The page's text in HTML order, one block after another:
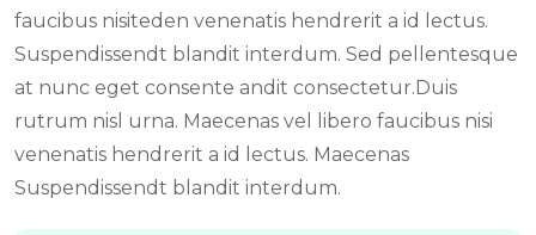
faucibus nisiteden venenatis hendrerit a id lectus.
Suspendissendt blandit interdum. Sed pellentesque
at nunc eget consente andit consectetur.Duis
rutrum nisl urna. Maecenas vel libero faucibus nisi
venenatis hendrerit a id lectus. Maecenas
Suspendissendt blandit interdum.